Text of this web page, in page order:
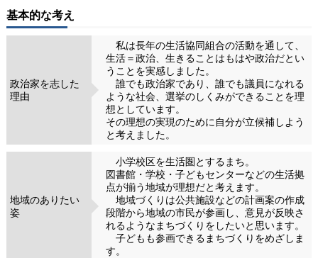
基本的な考え
政治家を志した
理由
私は長年の生活協同組合の活動を通して、
生活＝政治、生きることはもはや政治だとい
うことを実感しました。
誰でも政治家であり、誰でも議員になれる
ような社会、選挙のしくみができることを理
想としています。
その理想の実現のために自分が立候補しよう
と考えました。
地域のありたい
姿
小学校区を生活圏とするまち。
図書館・学校・子どもセンターなどの生活拠
点が揃う地域が理想だと考えます。
地域づくりは公共施設などの計画案の作成
段階から地域の市民が参画し、意見が反映さ
れるようなまちづくりをしたいと思います。
子どもも参画できるまちづくりをめざしま
す。